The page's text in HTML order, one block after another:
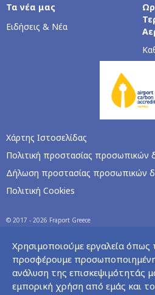
Τα νέα μας
Ειδήσεις & Νέα
Χάρτης Ιστοσελίδας
Πολιτική προστασίας προσωπικών
Δήλωση προστασίας προσωπικών
Πολιτική Cookies
© 2017 - 2026 Fraport Greece
Χρησιμοποιούμε εργαλεία όπως
προσφέρουμε
ανάλυση της επισκεψιμότητάς
εμπορική χρήση από εμάς και